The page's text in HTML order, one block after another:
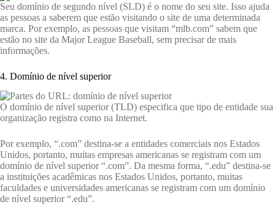
Seu domínio de segundo nível (SLD) é o nome do seu site. Isso ajuda
as pessoas a saberem que estão visitando o site de uma determinada
marca. Por exemplo, as pessoas que visitam “mlb.com” sabem que
estão no site da Major League Baseball, sem precisar de mais
informações.
4. Domínio de nível superior
O domínio de nível superior (TLD) especifica que tipo de entidade sua
organização registra como na Internet.
Por exemplo, “.com” destina-se a entidades comerciais nos Estados
Unidos, portanto, muitas empresas americanas se registram com um
domínio de nível superior “.com”. Da mesma forma, “.edu” destina-se
a instituições acadêmicas nos Estados Unidos, portanto, muitas
faculdades e universidades americanas se registram com um domínio
de nível superior “.edu”.